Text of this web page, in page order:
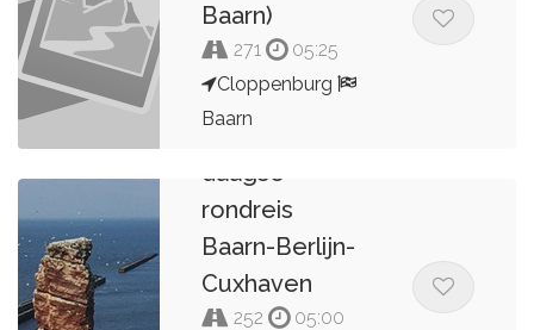
Baarn)
271
05:25
Cloppenburg
Baarn
Kees van de Pol
daagse
rondreis
Baarn-Berlijn-
Cuxhaven
252
05:00